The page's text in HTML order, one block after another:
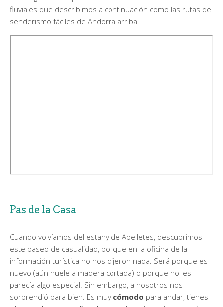
fluviales que describimos a continuación como las rutas de
senderismo fáciles de Andorra arriba.
Pas de la Casa
Cuando volvíamos del estany de Abelletes, descubrimos
este paseo de casualidad, porque en la oficina de la
información turística no nos dijeron nada. Será porque es
nuevo (aún huele a madera cortada) o porque no les
parecía algo especial. Sin embargo, a nosotros nos
sorprendió para bien. Es muy cómodo para andar, tienes